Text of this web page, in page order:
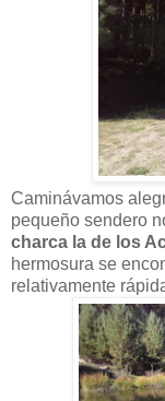
Caminávamos
pequeño sendero
charca la de los
hermosura se
relativamente